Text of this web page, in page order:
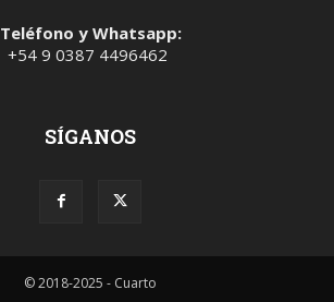
Teléfono y Whatsapp:
+54 9 0387 4496462
SÍGANOS
© 2018-2025 - Cuarto